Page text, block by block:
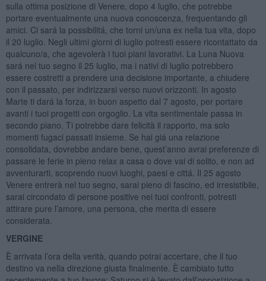
sulla ottima posizione di Venere, dopo 4 luglio, che potrebbe
portare eventualmente una nuova conoscenza, frequentando gli
amici. Ci sará la possibilitá, che torni un/una ex nella tua vita, dopo
il 20 luglio. Negli ultimi giorni di luglio potresti essere ricontattato da
qualcuno/a, che agevolerà i tuoi piani lavorativi. La Luna Nuova
sará nel tuo segno il 25 luglio, ma i nativi di luglio potrebbero
essere costretti a prendere una decisione importante, a chiudere
con il passato, per indirizzarsi verso nuovi orizzonti. In agosto
Marte ti dará la forza, in buon aspetto dal 7 agosto, per portare
avanti i tuoi progetti con orgoglio. La vita sentimentale passa in
secondo piano. Ti potrebbe dare felicità il rapporto, ma solo
momenti fugaci passati insieme. Se hai giá una relazione
consolidata, dovrebbe andare bene, quest’anno avrai preferenze di
passare le ferie in pieno relax a casa o dove vai di solito, e non ad
avventurarti, scoprendo nuovi luoghi, paesi e cittá. Il 25 agosto
Venere entrerà nel tuo segno, sarai pieno di fascino, ed irresistibile,
sarai circondato di persone positive nei tuoi confronti, potresti
attirare pure l’amore, una persona, che merita di essere
considerata.
VERGINE
È arrivata l’ora della verità, quando potrai accertare, che il tuo
destino va nella direzione giusta finalmente. È cambiato tutto